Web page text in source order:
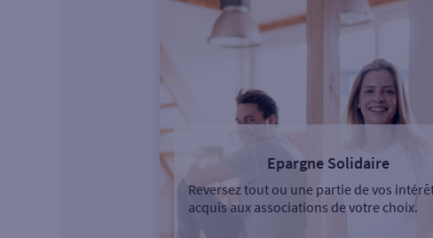
Epargne Solidaire
Reversez tout ou une partie de vos
acquis aux associations de votre choix.